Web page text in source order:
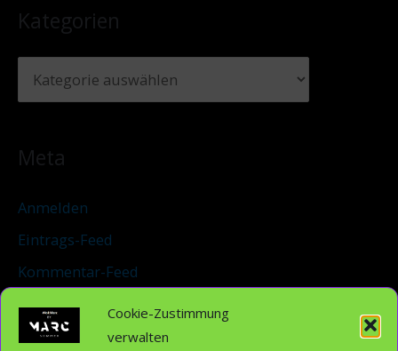
Cookie-Zustimmung
verwalten
Kategorien
Meta
Anmelden
Eintrags-Feed
Kommentar-Feed
WordPress.org